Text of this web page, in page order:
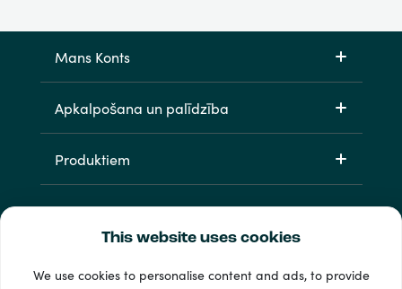
This website uses cookies
We use cookies to personalise content and ads, to provide
Mans Konts
Apkalpošana un palīdzība
Produktiem